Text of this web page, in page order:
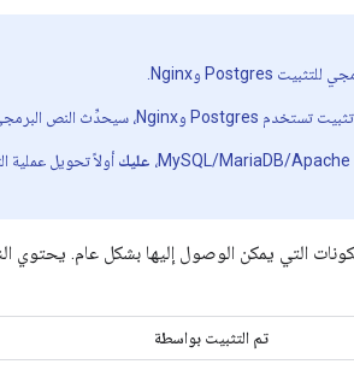
عليك
التي يمكن الوصول إليها بشكل عام. يحتوي
تم التثبيت بواسطة